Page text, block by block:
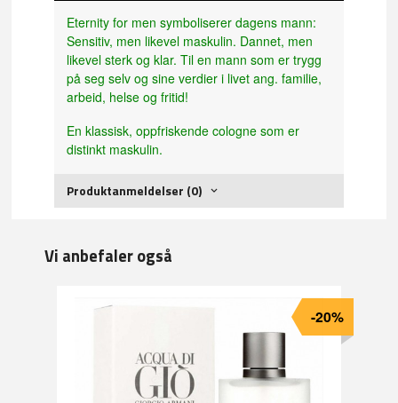
Eternity for men symboliserer dagens mann:
Sensitiv, men likevel maskulin. Dannet, men
likevel sterk og klar. Til en mann som er trygg
på seg selv og sine verdier i livet ang. familie,
arbeid, helse og fritid!
En klassisk, oppfriskende cologne som er
distinkt maskulin.
Produktanmeldelser (0)
Vi anbefaler også
-20%